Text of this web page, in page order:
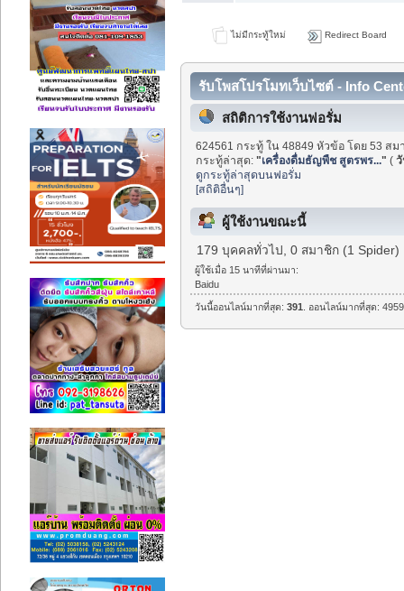
ไม่มีกระทู้ใหม่ Redirect Board
รับโพสโปรโมทเว็บไซต์ - Info
สถิติการใช้งานฟอรั่ม
624561 กระทู้ ใน 48849 หัวข้อ โดย 53 ส
กระทู้ล่าสุด:"เครื่องดื่มธัญพืช สูตรพร..." (
ดูกระทู้ล่าสุดบนฟอรั่ม
[สถิติอื่นๆ]
ผู้ใช้งานขณะนี้
179 บุคคลทั่วไป, 0 สมาชิก (1 Spider)
ผู้ใช้เมื่อ 15 นาทีที่ผ่านมา:
Baidu
วันนี้ออนไลน์มากที่สุด:391 . ออนไลน์มากที่สุด: